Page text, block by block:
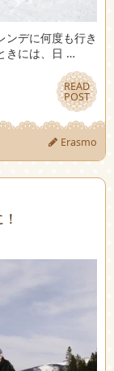
ンデに何度も行き
きには、日 …
READ
POST
READ
POST
Erasmo